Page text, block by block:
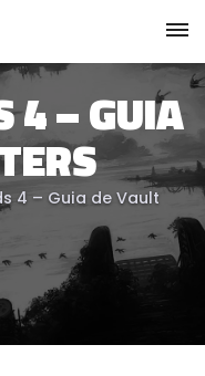
4 – GUIA
4 – Guia de Vault